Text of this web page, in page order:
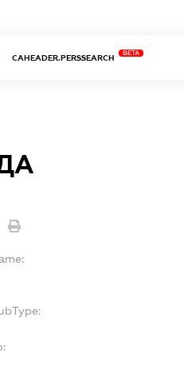
CAHEADER.PERSSEARCH
BETA